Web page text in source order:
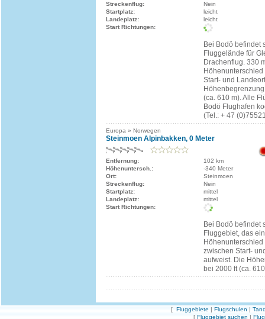
Streckenflug:
Nein
Startplatz:
leicht
Landeplatz:
leicht
Start Richtungen:
Bei Bodö befindet
Fluggelände für
Drachenflug. 330
Start- und
(ca. 610 m). Alle
Bodö Flughafen
(Tel.: + 47
Europa » Norwegen
Steinmoen Alpinbakken, 0 Meter
Entfernung:
102 km
Höhenuntersch.:
-340 Meter
Ort:
Steinmoen
Streckenflug:
Nein
Startplatz:
mittel
Landeplatz:
mittel
Start Richtungen:
Bei Bodö befindet
Fluggebiet, das
zwischen Start-
aufweist. Die
bei 2000 ft (ca.
[ Fluggebiete | Flugschulen |
[ Fluggebiet suchen |